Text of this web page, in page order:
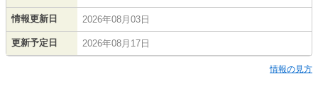
情報更新日 2026年08月03日
更新予定日 2026年08月17日
情報の見方